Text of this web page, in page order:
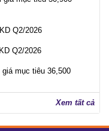
Q2/2026
Q2/2026
mục tiêu 36,500
Xem tất cả